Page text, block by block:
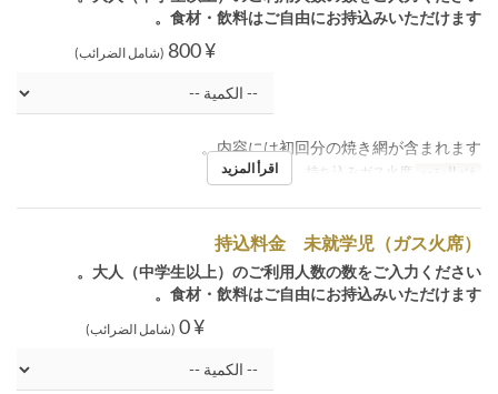
食材・飲料はご自由にお持込みいただけます。
¥ 800 (شامل الضرائب)
内容には初回分の焼き網が含まれます。
فئة المقعد اقرأ المزيد
持込料金 未就学児（ガス火席）
大人（中学生以上）のご利用人数の数をご入力ください。
食材・飲料はご自由にお持込みいただけます。
¥ 0 (شامل الضرائب)